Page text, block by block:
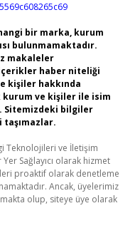
bir marka, kurum
bulunmamaktadır.
makaleler
haber niteliği
kişiler hakkında
kurum ve kişiler ile isim
Sitemizdeki bilgiler
Teknolojileri ve İletişim
Sağlayıcı olarak hizmet
proaktif olarak denetleme
Ancak, üyelerimiz
olup, siteye üye olarak